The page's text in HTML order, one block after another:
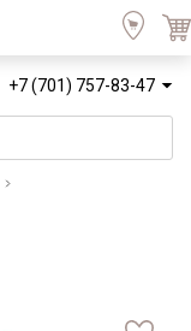
+7 (701) 757-83-47